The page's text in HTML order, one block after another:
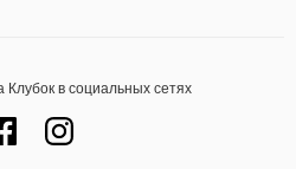
Клубок в социальных сетях